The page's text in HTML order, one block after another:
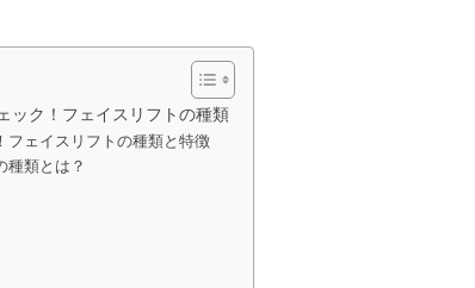
ック！フェイスリフトの種類
フェイスリフトの種類と特徴
種類とは？